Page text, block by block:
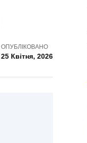
ОПУБЛІКОВАНО
25 Квітня, 2026